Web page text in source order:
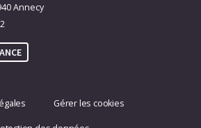
Annecy
Gérer les cookies